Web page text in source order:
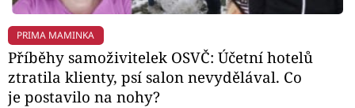
PRIMA MAMINKA
Příběhy samoživitelek OSVČ: Účetní hotelů
ztratila klienty, psí salon nevydělával. Co
je postavilo na nohy?